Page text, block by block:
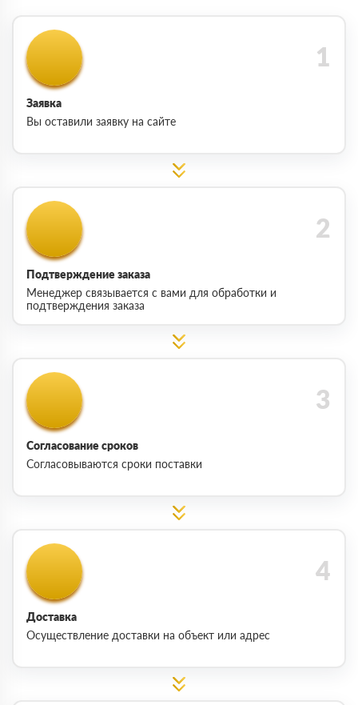
Заявка
Вы оставили заявку на сайте
Подтверждение заказа
Менеджер связывается с вами для обработки и
подтверждения заказа
Согласование сроков
Согласовываются сроки поставки
Доставка
Осуществление доставки на объект или адрес